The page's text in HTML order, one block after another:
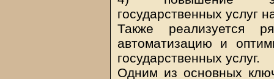
государственных услуг
Также реализуется
автоматизацию и
государственных услуг.
Одним из основных